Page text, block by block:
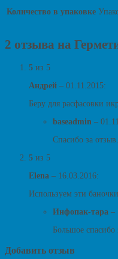
Количество в упаковке
2 отзыва на
5 из 5
Андрей – 01.11.2015:
Беру для расфасовки
baseadmin –
Спасибо за
5 из 5
Elena – 16.03.2016:
Используем эти
Инфопак-тара –
Большое
Добавить отзыв